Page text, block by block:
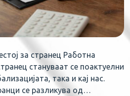
за странец Работна
стануваат се поактуелни
така и кај нас.
се разликува од…